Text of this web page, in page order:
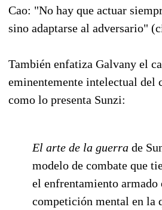
Cao: "No hay que actuar
sino adaptarse al adversario"
También enfatiza Galvany el
eminentemente intelectual del
como lo presenta Sunzi:
El arte de la guerra de
modelo de combate que
el enfrentamiento armado
competición mental en la